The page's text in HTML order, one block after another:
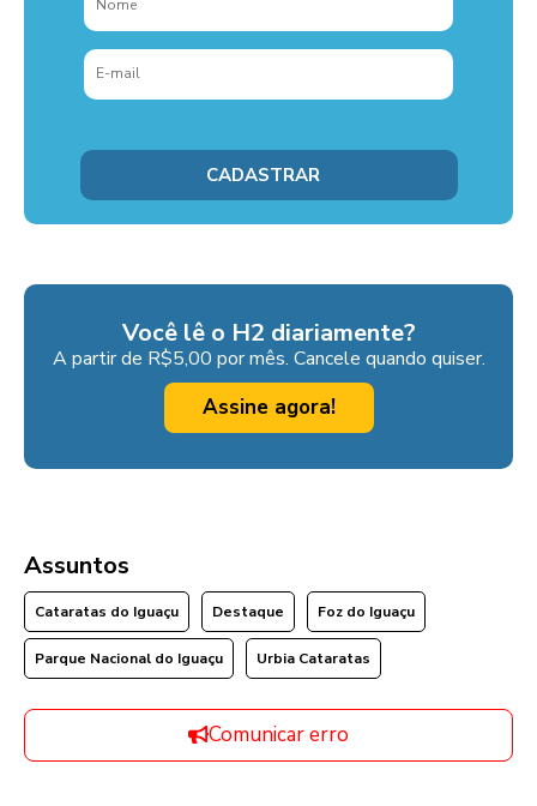
Você lê o H2 diariamente?
A partir de R$5,00 por mês. Cancele quando quiser.
Assine agora!
Assuntos
Cataratas do Iguaçu Destaque Foz do Iguaçu
Parque Nacional do Iguaçu Urbia Cataratas
Comunicar erro